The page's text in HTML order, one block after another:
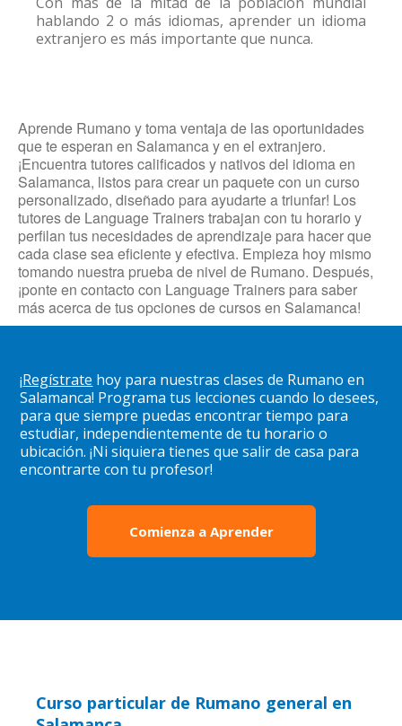
hablando 2 o más idiomas, aprender un idioma
extranjero es más importante que nunca.
Aprende Rumano y toma ventaja de las oportunidades
que te esperan en Salamanca y en el extranjero.
¡Encuentra tutores calificados y nativos del idioma en
Salamanca, listos para crear un paquete con un curso
personalizado, diseñado para ayudarte a triunfar! Los
tutores de Language Trainers trabajan con tu horario y
perfilan tus necesidades de aprendizaje para hacer que
cada clase sea eficiente y efectiva. Empieza hoy mismo
tomando nuestra prueba de nivel de Rumano. Después,
¡ponte en contacto con Language Trainers para saber
más acerca de tus opciones de cursos en Salamanca!
¡Regístrate hoy para nuestras clases de Rumano en
Salamanca! Programa tus lecciones cuando lo desees,
para que siempre puedas encontrar tiempo para
estudiar, independientemente de tu horario o
ubicación. ¡Ni siquiera tienes que salir de casa para
encontrarte con tu profesor!
Comienza a Aprender
Curso particular de Rumano general en